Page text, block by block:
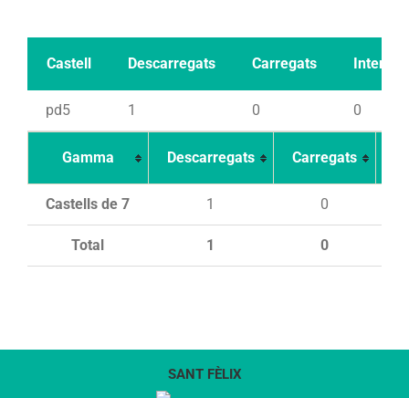
Castell Descarregats Carregats Intents
pd5 1 0 0
Gamma Descarregats Carregats
Total 1 0
Castells de 7 1 0
SANT FÈLIX